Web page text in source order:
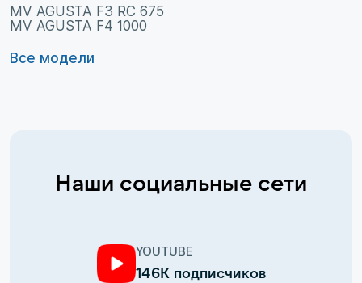
MV AGUSTA F3 RC 675
MV AGUSTA F4 1000
Все модели
Наши социальные сети
YOUTUBE
146К подписчиков